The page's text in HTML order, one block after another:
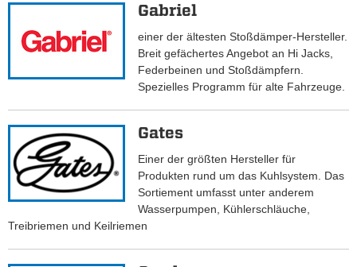
Gabriel
einer der ältesten Stoßdämper-Hersteller.
Breit gefächertes Angebot an Hi Jacks,
Federbeinen und Stoßdämpfern.
Spezielles Programm für alte Fahrzeuge.
Gates
Einer der größten Hersteller für
Produkten rund um das Kuhlsystem. Das
Sortiement umfasst unter anderem
Wasserpumpen, Kühlerschläuche,
Treibriemen und Keilriemen